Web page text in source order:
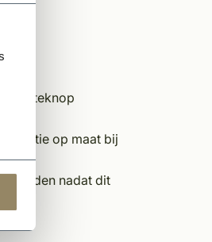
offerteknop
locatie op maat bij
worden nadat dit